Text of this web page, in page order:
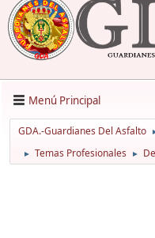
Menú Principal
GDA.-Guardianes Del Asfalto
► Temas Profesionales ►